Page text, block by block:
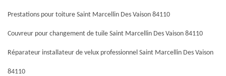
Prestations pour toiture Saint Marcellin Des Vaison 84110
Couvreur pour changement de tuile Saint Marcellin Des Vaison 84110
Réparateur installateur de velux professionnel Saint Marcellin Des Vaison
84110